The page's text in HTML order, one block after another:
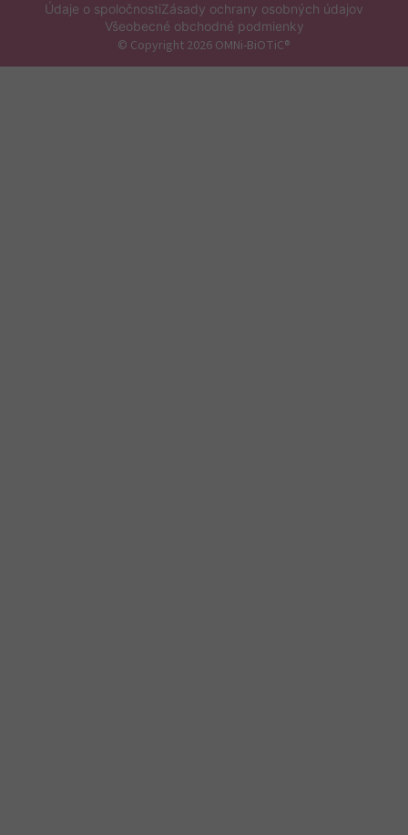
Údaje o spoločnostiZásady ochrany osobných údajov
Všeobecné obchodné podmienky
© Copyright 2026 OMNi-BiOTiC®